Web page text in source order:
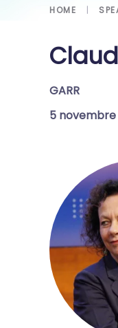
HOME
GARR
5 novembre